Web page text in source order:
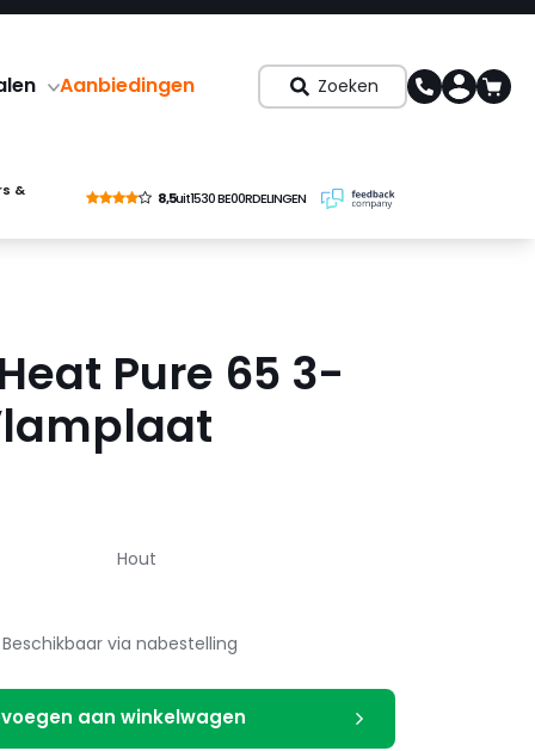
Aanbiedingen Zoeken
&
8,5uit1530 BE00RDELINGEN
Pure 65 3-
Hout
Beschikbaar via nabestelling
aan winkelwagen